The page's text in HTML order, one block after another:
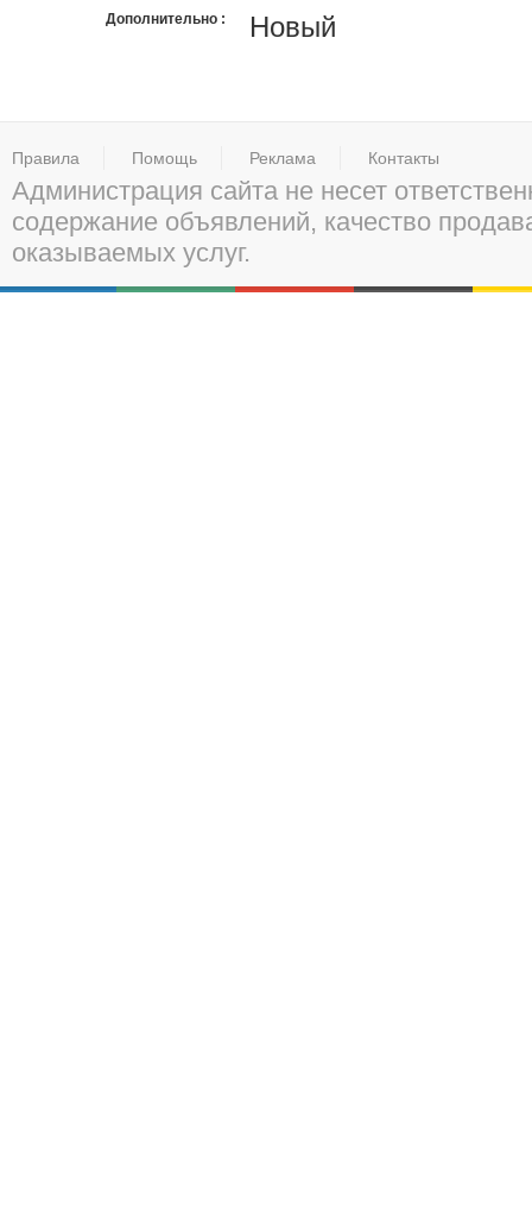
Дополнительно Новый
Правила Помощь Реклама Контакты
Администрация сайта не несет
содержание объявлений, качество
оказываемых услуг.